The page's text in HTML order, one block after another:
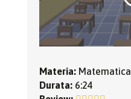
Materia:Matematica
Durata:6:24